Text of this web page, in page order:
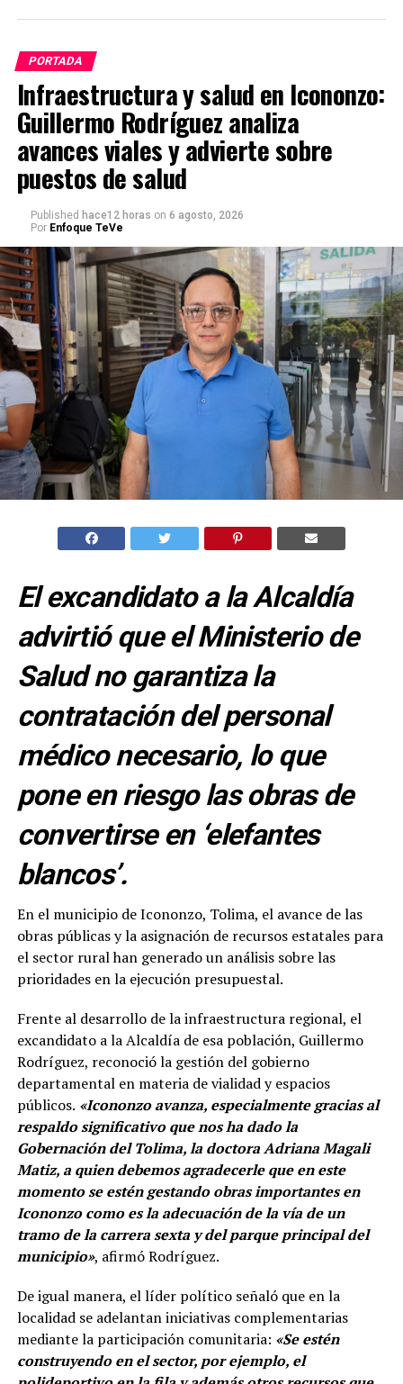
PORTADA
Infraestructura y salud en Icononzo:
Guillermo Rodríguez analiza
avances viales y advierte sobre
puestos de salud
Published hace12 horas on 6 agosto, 2026
Por Enfoque TeVe
El excandidato a la Alcaldía
advirtió que el Ministerio de
Salud no garantiza la
contratación del personal
médico necesario, lo que
pone en riesgo las obras de
convertirse en ‘elefantes
blancos’.
En el municipio de Icononzo, Tolima, el avance de las
obras públicas y la asignación de recursos estatales para
el sector rural han generado un análisis sobre las
prioridades en la ejecución presupuestal.
Frente al desarrollo de la infraestructura regional, el
excandidato a la Alcaldía de esa población, Guillermo
Rodríguez, reconoció la gestión del gobierno
departamental en materia de vialidad y espacios
públicos. «Icononzo avanza, especialmente gracias al
respaldo significativo que nos ha dado la
Gobernación del Tolima, la doctora Adriana Magali
Matiz, a quien debemos agradecerle que en este
momento se estén gestando obras importantes en
Icononzo como es la adecuación de la vía de un
tramo de la carrera sexta y del parque principal del
municipio», afirmó Rodríguez.
De igual manera, el líder político señaló que en la
localidad se adelantan iniciativas complementarias
mediante la participación comunitaria: «Se estén
construyendo en el sector, por ejemplo, el